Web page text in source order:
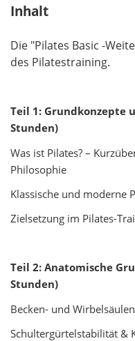
Inhalt
Die "Pilates Basic -
des Pilatestraining.
Teil 1: Grundkonzepte
Stunden)
Was ist Pilates? –
Philosophie
Klassische und moderne
Zielsetzung im Pilates-
Teil 2: Anatomische
Stunden)
Becken- und
Schultergürtelstabilität &